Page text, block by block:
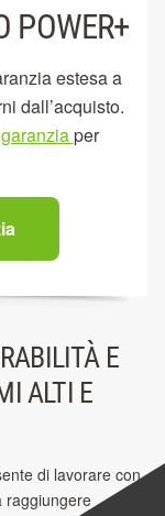
POWER+
estesa a
dall’acquisto.
garanziaper
E
ALTI E
di lavorare con
raggiungere